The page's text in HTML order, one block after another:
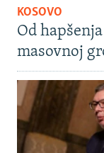
KOSOVO
Od
masovnoj